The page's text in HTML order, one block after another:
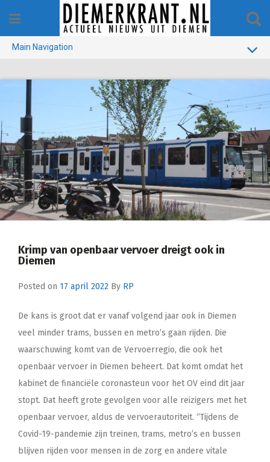
content
Main Navigation
GEMEENTE
1970-1990
VERKIEZINGEN
COLOFON
Krimp van openbaar vervoer dreigt ook in
Diemen
Posted on 17 april 2022 By RP
De kans is groot dat er vanaf volgend jaar ook in Diemen
veel minder trams, bussen en metro’s gaan rijden. Die
waarschuwing komt van de Vervoerregio, die ook het
openbaar vervoer in Diemen beheert. Dat komt omdat het
kabinet de financiële coronasteun voor het OV eind dit jaar
stopt. Dat heeft grote gevolgen voor alle reizigers met het
openbaar vervoer, aldus de vervoerautoriteit. ‘’Tijdens de
Covid-19-pandemie zijn treinen, trams, metro’s en bussen
blijven rijden voor mensen in de zorg en andere vitale